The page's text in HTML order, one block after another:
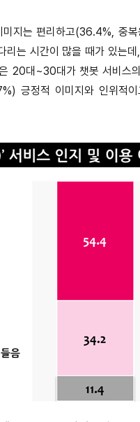
지는 편리하고(36.4%, 중
는 시간이 많을 때가 있는
20대~30대가 챗봇 서비스
긍정적 이미지와 인위적